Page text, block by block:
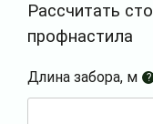
Рассчитать
профнастила
Длина забора, м ?